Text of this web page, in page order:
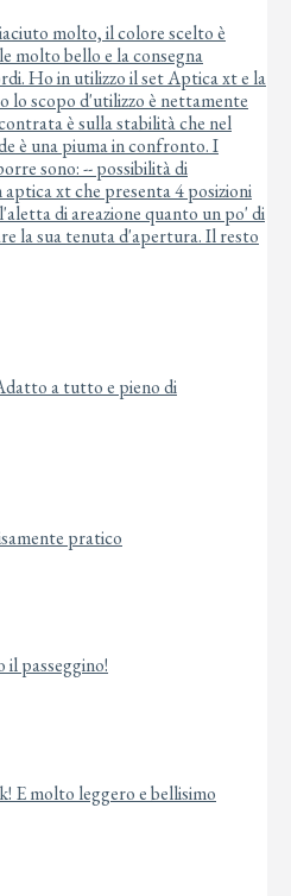
molto, il colore scelto è
molto bello e la consegna
Ho in utilizzo il set Aptica xt e la
lo scopo d'utilizzo è nettamente
è sulla stabilità che nel
è una piuma in confronto. I
sono: -- possibilità di
aptica xt che presenta 4 posizioni
di areazione quanto un po' di
la sua tenuta d'apertura. Il resto
a tutto e pieno di
pratico
passeggino!
E molto leggero e bellisimo